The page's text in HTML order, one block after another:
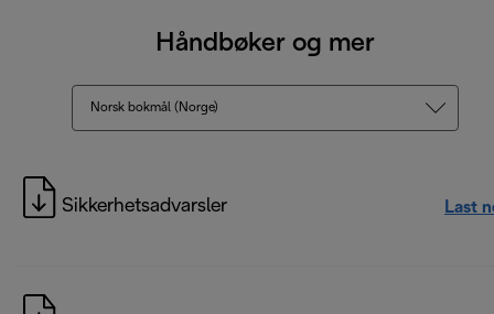
Håndbøker og mer
Norsk bokmål (Norge)
Sikkerhetsadvarsler Last